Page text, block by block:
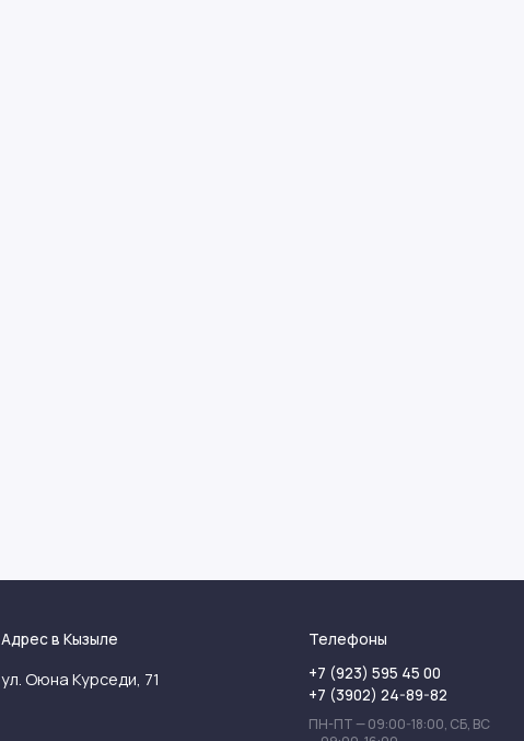
Адрес в Кызыле
ул. Оюна Курседи, 71
Телефоны
+7 (923) 595 45 00
+7 (3902) 24-89-82
ПН-ПТ — 09:00-18:00, СБ, ВС